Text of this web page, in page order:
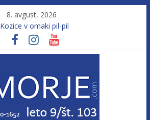
8. avgust, 2026
Kozice v omaki pil-pil
Leto 9, št. 103; Licenca brez morja
Od morja do gorja 11